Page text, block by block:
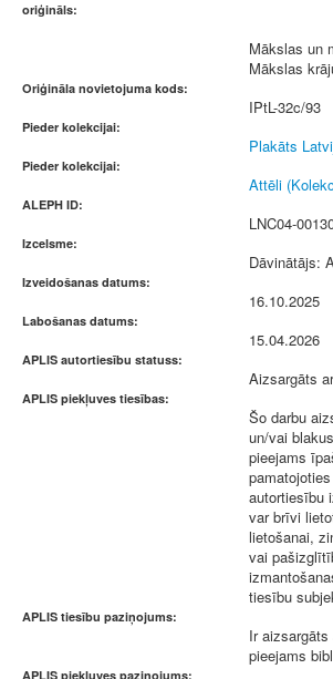
oriģināls:
Mākslas un
Mākslas
Oriģināla novietojuma kods:
IPtL-32c/93
Pieder kolekcijai:
Plakāts
Pieder kolekcijai:
Attēli
ALEPH ID:
LNC04-
Izcelsme:
Dāvinātājs:
Izveidošanas datums:
16.10.2025
Labošanas datums:
15.04.2026
APLIS autortiesību statuss:
Aizsargāts
APLIS piekļuves tiesības:
Šo darbu
un/vai
pieejams
autortiesību
var brīvi
lietošanai,
vai
tiesību
APLIS tiesību paziņojums:
Ir
pieejams
APLIS piekļuves paziņojums: